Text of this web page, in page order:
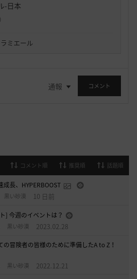
-日本
ラミエール
通報 コメント
コメント順 推奨順 話題順
長、HYPERBOOST
黒い砂漠 10 日前
] 今週のイベントは？
黒い砂漠 2023.02.28
の冒険者の皆様のために準備したA to Z！
黒い砂漠 2022.12.21